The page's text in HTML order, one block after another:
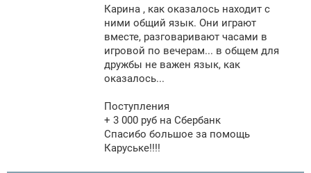
Карина , как оказалось находит с
ними общий язык. Они играют
вместе, разговаривают часами в
игровой по вечерам... в общем для
дружбы не важен язык, как
оказалось...
Поступления
+ 3 000 руб на Сбербанк
Спасибо большое за помощь
Каруське!!!!